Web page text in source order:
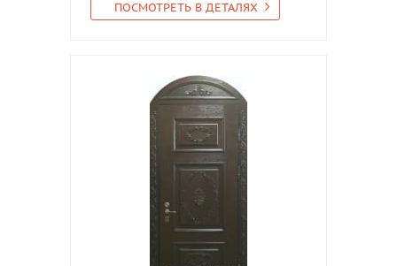
ПОСМОТРЕТЬ В ДЕТАЛЯХ